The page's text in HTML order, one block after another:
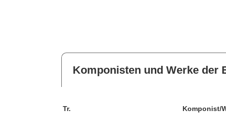
Komponisten und Werke der
Tr. Komponist/